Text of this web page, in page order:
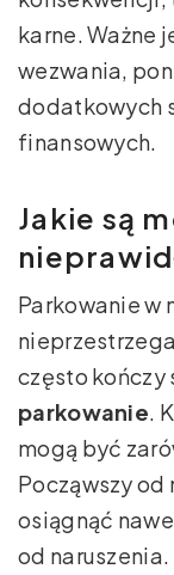
karne. Ważne
wezwania,
dodatkowych
finansowych.
Jakie są
Parkowanie w
często kończy
parkowanie.
mogą być
Począwszy
osiągnąć
od